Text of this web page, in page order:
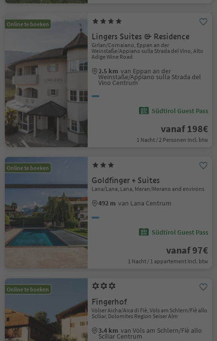
Online te boeken
Lingers Suites & Residence
Girlan/Cornaiano, Eppan an der
Weinstaße/Appiano sulla Strada del Vino, Alto
Adige Wine Road
2.5 km van Eppan an der
Weinstaße/Appiano sulla Strada del
Vino Centrum
Südtirol Guest Pass
vanaf 198€
1 Nacht / 2 Personen Incl. btw
Online te boeken
Goldfinger + Suites
Lana/Lana, Lana, Meran/Merano and environs
492 m van Lana Centrum
Südtirol Guest Pass
vanaf 97€
1 Nacht / 1 appartement Incl. btw
Online te boeken
Fingerhof
Völser Aicha/Aica di Fiè, Völs am Schlern/Fiè allo
Sciliar, Dolomites Region Seiser Alm
3.4 km van Völs am Schlern/Fiè allo
Sciliar Centrum